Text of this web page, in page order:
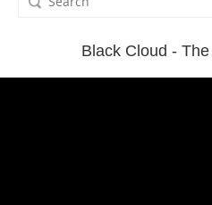
Black Cloud -